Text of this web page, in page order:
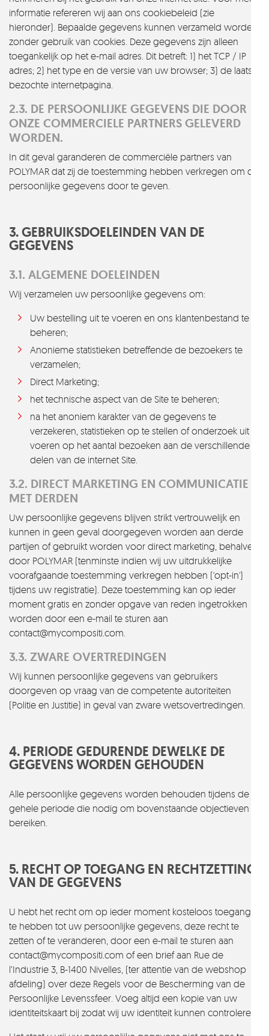
informatie refereren wij aan ons cookiebeleid (zie
hieronder). Bepaalde gegevens kunnen verzameld worden
zonder gebruik van cookies. Deze gegevens zijn alleen
toegankelijk op het e-mail adres. Dit betreft: 1) het TCP / IP
adres; 2) het type en de versie van uw browser; 3) de laatst
bezochte internetpagina.
2.3. DE PERSOONLIJKE GEGEVENS DIE DOOR
ONZE COMMERCIELE PARTNERS GELEVERD
WORDEN.
In dit geval garanderen de commerciële partners van
POLYMAR dat zij de toestemming hebben verkregen om de
persoonlijke gegevens door te geven.
3. GEBRUIKSDOELEINDEN VAN DE
GEGEVENS
3.1. ALGEMENE DOELEINDEN
Wij verzamelen uw persoonlijke gegevens om:
Uw bestelling uit te voeren en ons klantenbestand te
beheren;
Anonieme statistieken betreffende de bezoekers te
verzamelen;
Direct Marketing;
het technische aspect van de Site te beheren;
na het anoniem karakter van de gegevens te
verzekeren, statistieken op te stellen of onderzoek uit te
voeren op het aantal bezoeken aan de verschillende
delen van de internet Site.
3.2. DIRECT MARKETING EN COMMUNICATIE
MET DERDEN
Uw persoonlijke gegevens blijven strikt vertrouwelijk en
kunnen in geen geval doorgegeven worden aan derde
partijen of gebruikt worden voor direct marketing, behalve
door POLYMAR (tenminste indien wij uw uitdrukkelijke
voorafgaande toestemming verkregen hebben ('opt-in')
tijdens uw registratie). Deze toestemming kan op ieder
moment gratis en zonder opgave van reden ingetrokken
worden door een e-mail te sturen aan
contact@mycompositi.com.
3.3. ZWARE OVERTREDINGEN
Wij kunnen persoonlijke gegevens van gebruikers
doorgeven op vraag van de competente autoriteiten
(Politie en Justitie) in geval van zware wetsovertredingen.
4. PERIODE GEDURENDE DEWELKE DE
GEGEVENS WORDEN GEHOUDEN
Alle persoonlijke gegevens worden behouden tijdens de
gehele periode die nodig om bovenstaande objectieven te
bereiken.
5. RECHT OP TOEGANG EN RECHTZETTING
VAN DE GEGEVENS
U hebt het recht om op ieder moment kosteloos toegang
te hebben tot uw persoonlijke gegevens, deze recht te
zetten of te veranderen, door een e-mail te sturen aan
contact@mycompositi.com of een brief aan Rue de
l’Industrie 3, B-1400 Nivelles, (ter attentie van de webshop
afdeling) over deze Regels voor de Bescherming van de
Persoonlijke Levenssfeer. Voeg altijd een kopie van uw
identiteitskaart bij zodat wij uw identiteit kunnen controleren.